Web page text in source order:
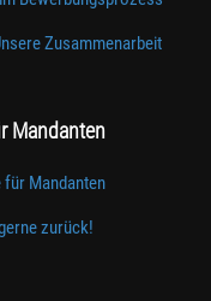
Zusammenarbeit
Mandanten
für Mandanten
zurück!